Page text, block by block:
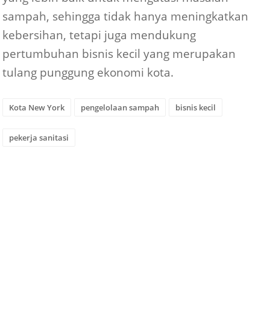
sampah, sehingga tidak hanya meningkatkan
kebersihan, tetapi juga mendukung
pertumbuhan bisnis kecil yang merupakan
tulang punggung ekonomi kota.
Kota New York pengelolaan sampah bisnis kecil
pekerja sanitasi